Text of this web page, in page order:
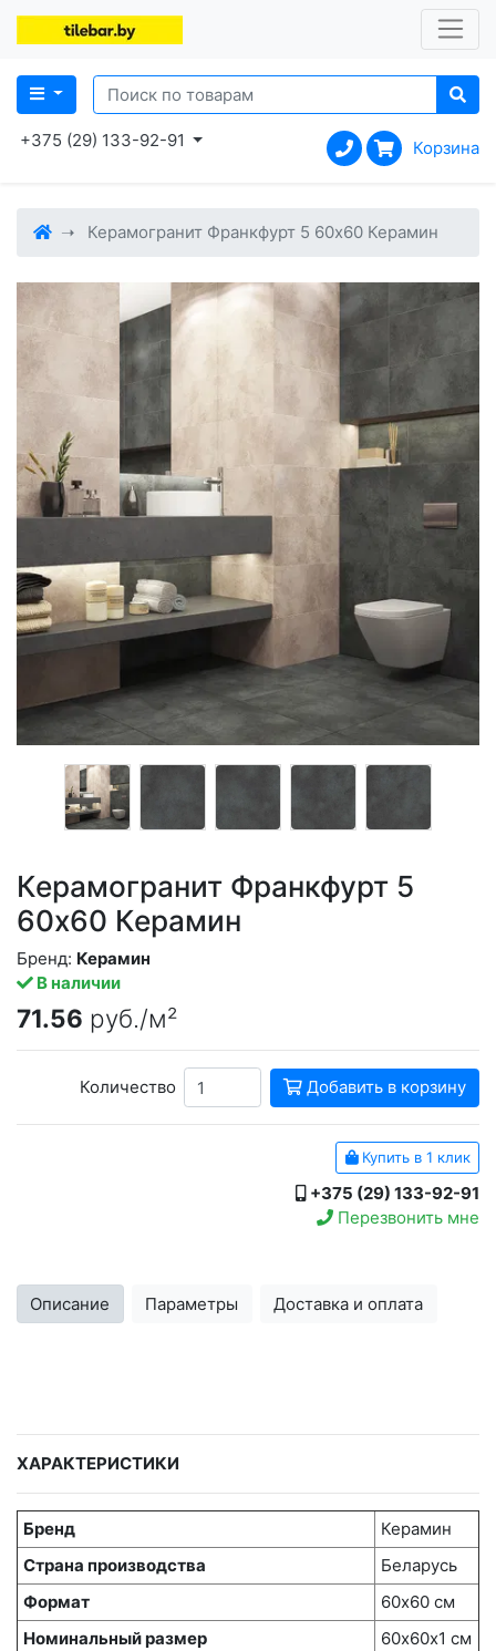
+375 (29) 133-92-91 Корзина
Керамогранит Франкфурт 5 60x60 Керамин
Керамогранит Франкфурт 5
60x60 Керамин
В наличии
Бренд: Керамин
71.56 руб./м²
Количество Добавить в корзину
Купить в 1 клик
+375 (29) 133-92-91
Перезвонить мне
Описание Параметры Доставка и оплата
ХАРАКТЕРИСТИКИ
Бренд
Керамин
Страна производства
Беларусь
Формат
60х60 см
Номинальный размер
60х60x1 см